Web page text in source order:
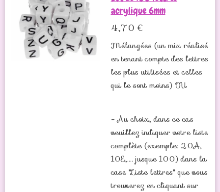
acrylique 6mm
4,70 €
Mélangées (un mix réalisé
en tenant compte des lettres
les plus utilisées et celles
qui le sont moins) OU
- Au choix, dans ce cas
veuillez indiquer votre liste
complète (exemple: 20A,
10E,.... jusque 100) dans la
case "Liste lettres" que vous
trouverez en cliquant sur